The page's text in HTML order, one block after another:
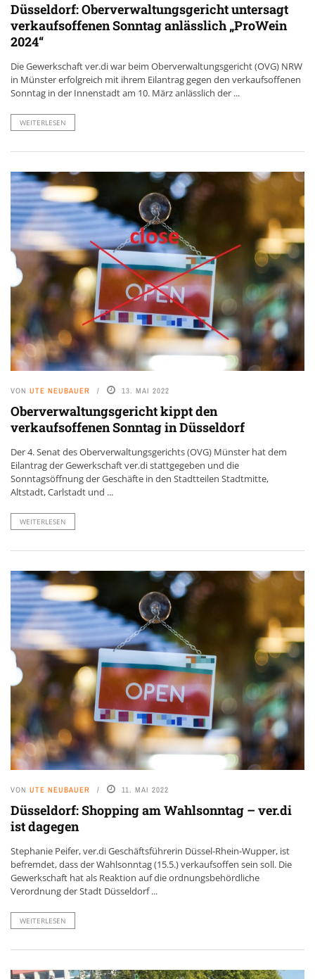
Düsseldorf: Oberverwaltungsgericht untersagt
verkaufsoffenen Sonntag anlässlich „ProWein
2024“
Die Gewerkschaft ver.di war beim Oberverwaltungsgericht (OVG) NRW
in Münster erfolgreich mit ihrem Eilantrag gegen den verkaufsoffenen
Sonntag in der Innenstadt am 10. März anlässlich der ...
WEITERLESEN
VON UTE NEUBAUER 13. MAI 2022
Oberverwaltungsgericht kippt den
verkaufsoffenen Sonntag in Düsseldorf
Der 4. Senat des Oberverwaltungsgerichts (OVG) Münster hat dem
Eilantrag der Gewerkschaft ver.di stattgegeben und die
Sonntagsöffnung der Geschäfte in den Stadtteilen Stadtmitte,
Altstadt, Carlstadt und ...
WEITERLESEN
VON UTE NEUBAUER 11. MAI 2022
Düsseldorf: Shopping am Wahlsonntag – ver.di
ist dagegen
Stephanie Peifer, ver.di Geschäftsführerin Düssel-Rhein-Wupper, ist
befremdet, dass der Wahlsonntag (15.5.) verkaufsoffen sein soll. Die
Gewerkschaft hat als Reaktion auf die ordnungsbehördliche
Verordnung der Stadt Düsseldorf ...
WEITERLESEN